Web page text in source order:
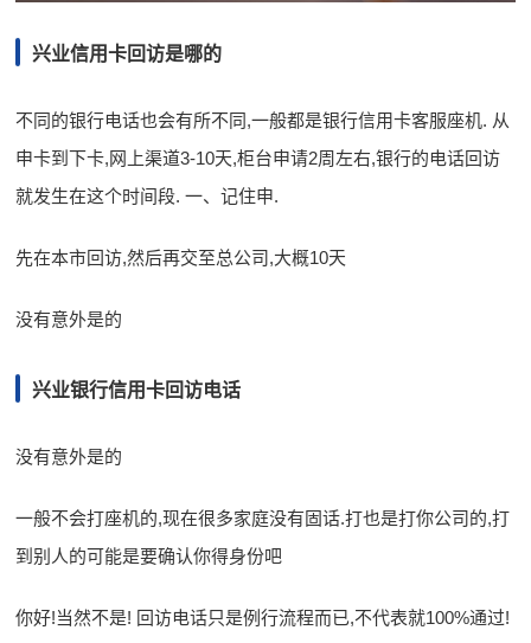
兴业信用卡回访是哪的
不同的银行电话也会有所不同,一般都是银行信用卡客服座机. 从
申卡到下卡,网上渠道3-10天,柜台申请2周左右,银行的电话回访
就发生在这个时间段. 一、记住申.
先在本市回访,然后再交至总公司,大概10天
没有意外是的
兴业银行信用卡回访电话
没有意外是的
一般不会打座机的,现在很多家庭没有固话.打也是打你公司的,打
到别人的可能是要确认你得身份吧
你好!当然不是! 回访电话只是例行流程而已,不代表就100%通过!